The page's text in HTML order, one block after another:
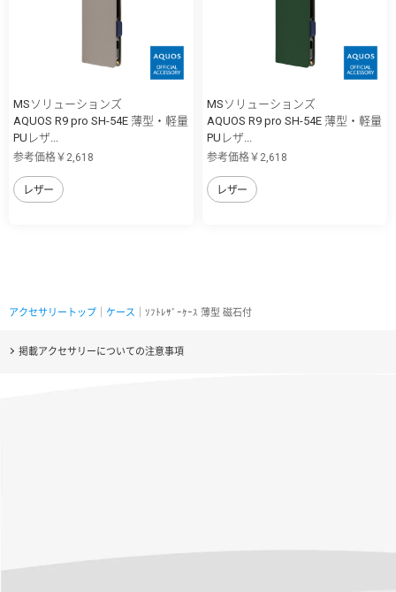
MSソリューションズ
AQUOS R9 pro SH-54E 薄型・軽量
PUレザ...
参考価格￥2,618
レザー
MSソリューションズ
AQUOS R9 pro SH-54E 薄型・軽量
PUレザ...
参考価格￥2,618
レザー
アクセサリートップ ケース ｜ｿﾌﾄﾚｻﾞｰｹｰｽ 薄型 磁石付
掲載アクセサリーについての注意事項